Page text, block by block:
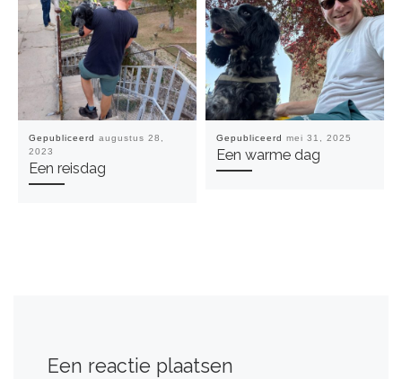
Gepubliceerd augustus 28,
2023
Een reisdag
Gepubliceerd mei 31, 2025
Een warme dag
Een reactie plaatsen